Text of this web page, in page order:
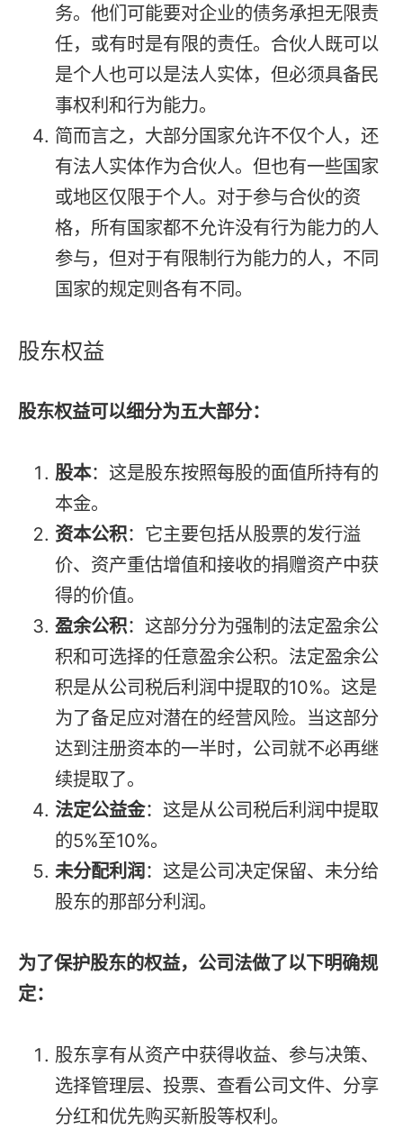
务。他们可能要对企业的债务承担无限责
任，或有时是有限的责任。合伙人既可以
是个人也可以是法人实体，但必须具备民
事权利和行为能力。
简而言之，大部分国家允许不仅个人，还
有法人实体作为合伙人。但也有一些国家
或地区仅限于个人。对于参与合伙的资
格，所有国家都不允许没有行为能力的人
参与，但对于有限制行为能力的人，不同
国家的规定则各有不同。
股东权益
股东权益可以细分为五大部分：
股本：这是股东按照每股的面值所持有的
本金。
资本公积：它主要包括从股票的发行溢
价、资产重估增值和接收的捐赠资产中获
得的价值。
盈余公积：这部分分为强制的法定盈余公
积和可选择的任意盈余公积。法定盈余公
积是从公司税后利润中提取的10%。这是
为了备足应对潜在的经营风险。当这部分
达到注册资本的一半时，公司就不必再继
续提取了。
法定公益金：这是从公司税后利润中提取
的5%至10%。
未分配利润 ：这是公司决定保留、未分给
股东的那部分利润。
为了保护股东的权益，公司法做了以下明确规
定：
股东享有从资产中获得收益、参与决策、
选择管理层、投票、查看公司文件、分享
分红和优先购买新股等权利。